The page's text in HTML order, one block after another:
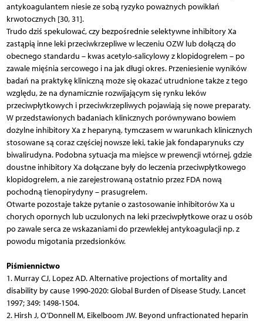
antykoagulantem niesie ze sobą ryzyko poważnych powikłań
krwotocznych [30, 31].
Trudo dziś spekulować, czy bezpośrednie selektywne inhibitory Xa
zastąpią inne leki przeciwkrzepliwe w leczeniu OZW lub dołączą do
obecnego standardu – kwas acetylo-salicylowy z klopidogrelem – po
zawale mięśnia sercowego i na jak długi okres. Przeniesienie wyników
badań na praktykę kliniczną może się okazać utrudnione także z tego
względu, że na dynamicznie rozwijającym się rynku leków
przeciwpłytkowych i przeciwkrzepliwych pojawiają się nowe preparaty.
W przedstawionych badaniach klinicznych porównywano bowiem
dożylne inhibitory Xa z heparyną, tymczasem w warunkach klinicznych
stosowane są coraz częściej nowsze leki, takie jak fondaparynuks czy
biwalirudyna. Podobna sytuacja ma miejsce w prewencji wtórnej, gdzie
doustne inhibitory Xa dołączane były do leczenia przeciwpłytkowego
klopidogrelem, a nie zarejestrowaną ostatnio przez FDA nową
pochodną tienopirydyny – prasugrelem.
Otwarte pozostaje także pytanie o zastosowanie inhibitorów Xa u
chorych opornych lub uczulonych na leki przeciwpłytkowe oraz u osób
po zawale serca ze wskazaniami do przewlekłej antykoagulacji np. z
powodu migotania przedsionków.
Piśmiennictwo
1. Murray CJ, Lopez AD. Alternative projections of mortality and
disability by cause 1990-2020: Global Burden of Disease Study. Lancet
1997; 349: 1498-1504.
2. Hirsh J, O’Donnell M, Eikelboom JW. Beyond unfractionated heparin